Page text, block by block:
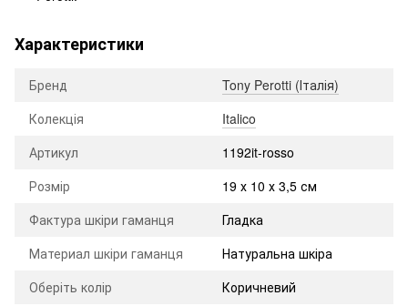
Характеристики
Бренд
Tony Perotti (Італія)
Колекція
Italico
Артикул
1192it-rosso
Розмір
19 х 10 х 3,5 см
Фактура шкіри гаманця
Гладка
Материал шкіри гаманця
Натуральна шкіра
Оберіть колір
Коричневий